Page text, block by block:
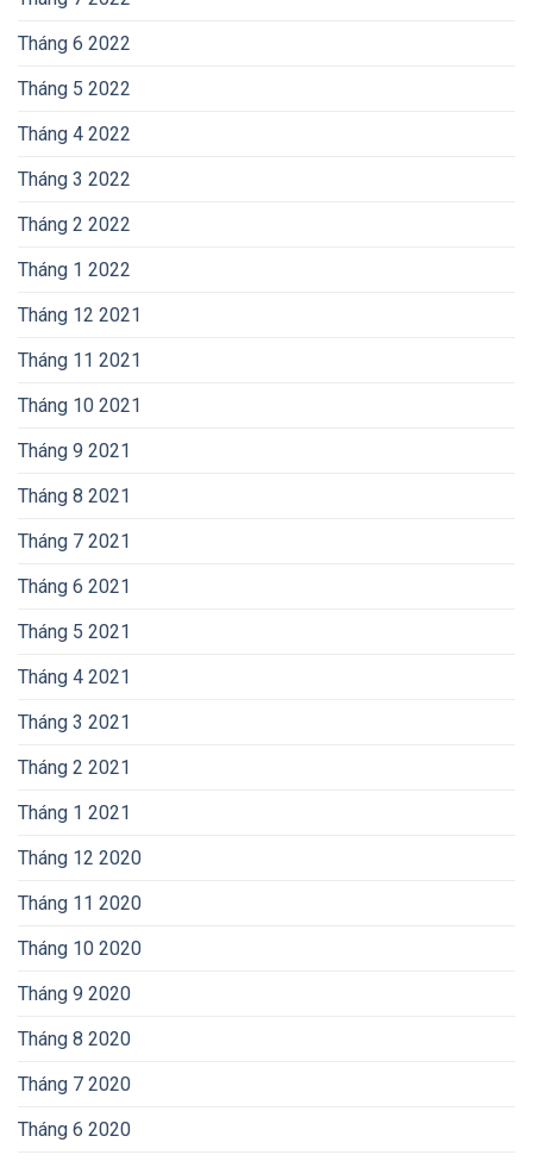
Tháng 6 2022
Tháng 5 2022
Tháng 4 2022
Tháng 3 2022
Tháng 2 2022
Tháng 1 2022
Tháng 12 2021
Tháng 11 2021
Tháng 10 2021
Tháng 9 2021
Tháng 8 2021
Tháng 7 2021
Tháng 6 2021
Tháng 5 2021
Tháng 4 2021
Tháng 3 2021
Tháng 2 2021
Tháng 1 2021
Tháng 12 2020
Tháng 11 2020
Tháng 10 2020
Tháng 9 2020
Tháng 8 2020
Tháng 7 2020
Tháng 6 2020